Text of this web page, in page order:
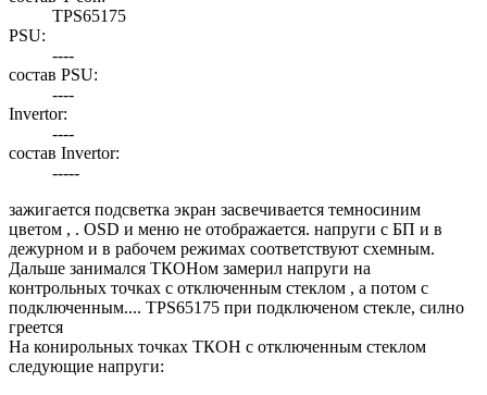
TPS65175
PSU:
----
состав PSU:
----
Invertor:
----
состав Invertor:
-----
зажигается подсветка экран засвечивается темносиним
цветом , . OSD и меню не отображается. напруги с БП и в
дежурном и в рабочем режимах соответствуют схемным.
Дальше занимался ТКОНом замерил напруги на
контрольных точках с отключенным стеклом , а потом с
подключенным.... TPS65175 при подключеном стекле, силно
греется
На конирольных точках ТКОН с отключенным стеклом
следующие напруги: